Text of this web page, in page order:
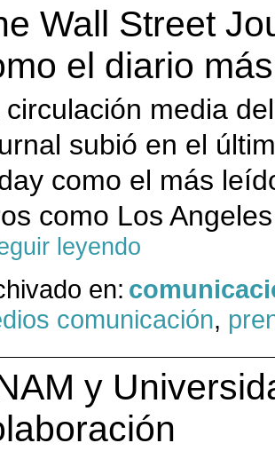
Wall Street
el diario
circulación media
subió en el
como el más
como Los
leyendo
en:
comunicación,
y